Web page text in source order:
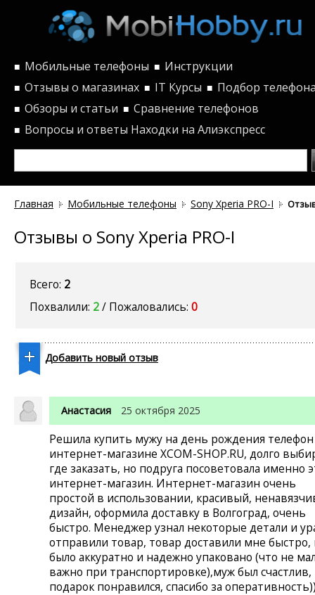
■ Мобильные телефоны ■ Инструкции
■ Отзывы о магазинах ■ IT Курсы ■ Подбор
■ Обзоры и статьи ■ Сравнение телефонов
■ Вопросы и ответы Находки на Алиэкспресс
Главная Мобильные телефоны Sony Xperia PRO-I
Отзывы о Sony Xperia PRO-I
Всего: 2
Похвалили: 2/ Пожаловались: 0
Добавить новый отзыв
Анастасия 25 октября 2025
Решила купить мужу на день рождения
интернет-магазине XCOM-SHOP.RU, долго
где заказать, но подруга посоветовала именно
интернет-магазин. Интернет-магазин очень
простой в использовании, красивый,
дизайн, оформила доставку в Волгоград, очень
быстро. Менеджер узнал некоторые детали и
отправили товар, товар доставили мне быстро,
было аккуратно и надежно упаковано (что не
важно при транспортировке),муж был счастлив,
подарок понравился, спасибо за